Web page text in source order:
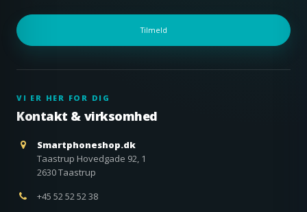
Tilmeld
VI ER HER FOR DIG
Kontakt & virksomhed
Smartphoneshop.dk
Taastrup Hovedgade 92, 1
2630 Taastrup
+45 52 52 52 38